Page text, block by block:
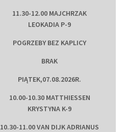
11.30-12.00 MAJCHRZAK
LEOKADIA P-9
POGRZEBY BEZ KAPLICY
BRAK
PIĄTEK,07.08.2026R.
10.00-10.30 MATTHIESSEN
KRYSTYNA K-9
10.30-11.00 VAN DIJK ADRIANUS